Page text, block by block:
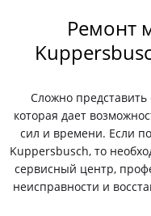
Ремонт
Сложно
которая дает
сил и времени. Если
Kuppersbusch, то
сервисный центр,
неисправности и